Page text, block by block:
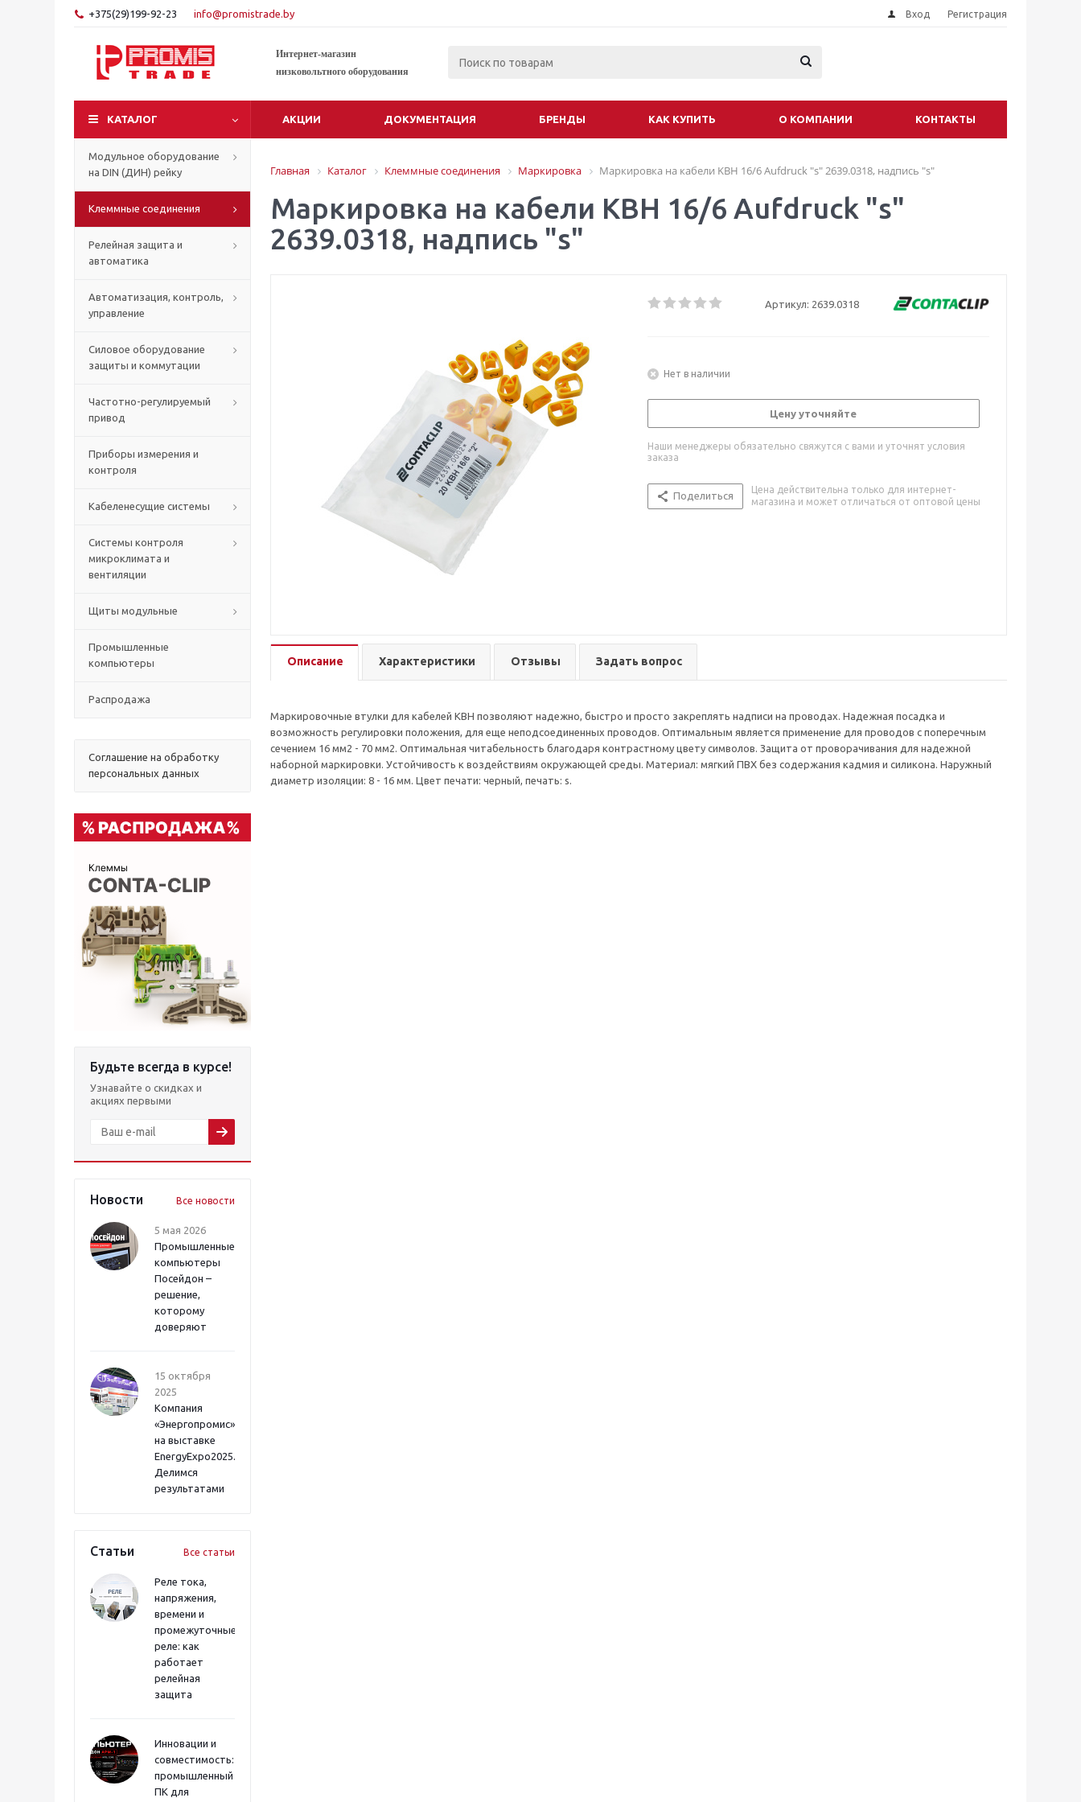
+375(29)199-92-23 info@promistrade.by Вход Регистрация
Интернет-магазин
низковольтного оборудования
КАТАЛОГ АКЦИИ ДОКУМЕНТАЦИЯ БРЕНДЫ КАК КУПИТЬ О КОМПАНИИ КОНТАКТЫ
Модульное оборудование
на DIN (ДИН) рейку
Клеммные соединения
Релейная защита и
автоматика
Автоматизация, контроль,
управление
Силовое оборудование
защиты и коммутации
Частотно-регулируемый
привод
Приборы измерения и
контроля
Кабеленесущие системы
Системы контроля
микроклимата и
вентиляции
Щиты модульные
Промышленные
компьютеры
Распродажа
Соглашение на обработку
персональных данных
Будьте всегда в курсе!
Узнавайте о скидках и
акциях первыми
Новости Все новости
5 мая 2026
Промышленные
компьютеры
Посейдон –
решение,
которому
доверяют
15 октября
2025
Компания
«Энергопромис»
на выставке
EnergyExpo2025.
Делимся
результатами
Статьи Все статьи
Реле тока,
напряжения,
времени и
промежуточные
реле: как
работает
релейная
защита
Инновации и
совместимость:
промышленный
ПК для
Главная Каталог Клеммные соединения Маркировка Маркировка на кабели KBH 16/6 Aufdruck "s" 2639.0318, надпись "s"
Маркировка на кабели KBH 16/6 Aufdruck "s"
2639.0318, надпись "s"
Артикул: 2639.0318
Нет в наличии
Цену уточняйте
Наши менеджеры обязательно свяжутся с вами и уточнят условия
заказа
Поделиться
Цена действительна только для интернет-
магазина и может отличаться от оптовой цены
Описание Характеристики Отзывы Задать вопрос
Маркировочные втулки для кабелей KBH позволяют надежно, быстро и просто закреплять надписи на проводах. Надежная посадка и
возможность регулировки положения, для еще неподсоединенных проводов. Оптимальным является применение для проводов с поперечным
сечением 16 мм2 - 70 мм2. Оптимальная читабельность благодаря контрастному цвету символов. Защита от проворачивания для надежной
наборной маркировки. Устойчивость к воздействиям окружающей среды. Материал: мягкий ПВХ без содержания кадмия и силикона. Наружный
диаметр изоляции: 8 - 16 мм. Цвет печати: черный, печать: s.